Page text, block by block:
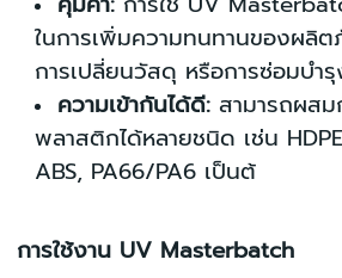
ในการเพิ่มความทนทานของผลิ
การเปลี่ยนวัสดุ หรือการซ่อมบำ
ความเข้ากันได้ดี: สามารถผส
พลาสติกได้หลายชนิด เช่น
ABS, PA66/PA6 เป็นต้
การใช้งาน UV Masterbatch